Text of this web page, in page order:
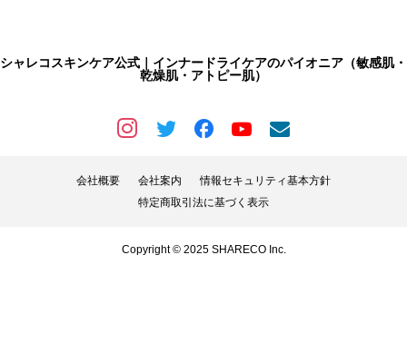
シャレコスキンケア公式｜インナードライケアのパイオニア（敏感肌・
乾燥肌・アトピー肌）
会社概要 会社案内
情報セキュリティ基本方針
特定商取引法に基づく表示
Copyright © 2025 SHARECO Inc.